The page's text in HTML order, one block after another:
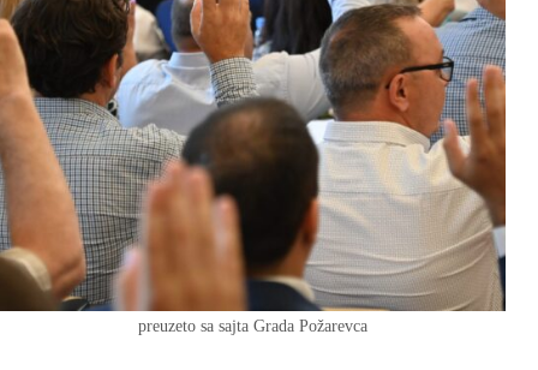
preuzeto sa sajta Grada Požarevca